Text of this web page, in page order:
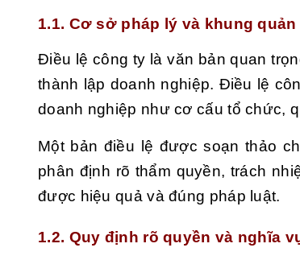
1.1. Cơ sở pháp lý và khung
Điều lệ công ty là văn bản quan
thành lập doanh nghiệp. Điều lệ
doanh nghiệp như cơ cấu tổ chức,
Một bản điều lệ được soạn thảo
phân định rõ thẩm quyền, trách
được hiệu quả và đúng pháp luật.
1.2. Quy định rõ quyền và nghĩa